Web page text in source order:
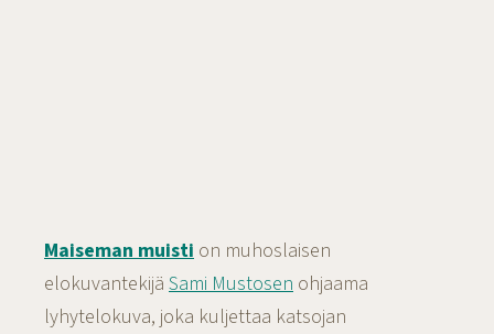
Maiseman muisti on muhoslaisen
elokuvantekijä Sami Mustosen ohjaama
lyhytelokuva, joka kuljettaa katsojan